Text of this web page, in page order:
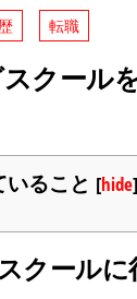
転職
クール
ること [hide]
クールに